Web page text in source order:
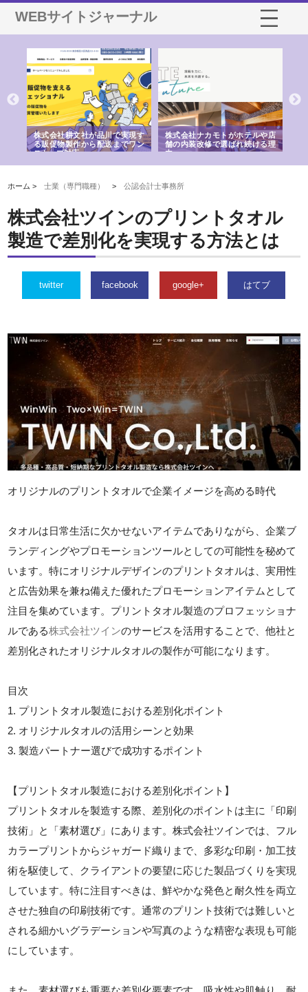
WEBサイトジャーナル
株式会社耕文社が品川で実現す
る販促物製作から配送までワン
ストップ対応
株式会社ナカモトがホテルや店
舗の内装改修で選ばれ続ける理
由
ホーム >士業（専門職種） >公認会計士事務所
株式会社ツインのプリントタオル
製造で差別化を実現する方法とは
twitter facebook google+ はてブ
オリジナルのプリントタオルで企業イメージを高める時代
タオルは日常生活に欠かせないアイテムでありながら、企業ブ
ランディングやプロモーションツールとしての可能性を秘めて
います。特にオリジナルデザインのプリントタオルは、実用性
と広告効果を兼ね備えた優れたプロモーションアイテムとして
注目を集めています。プリントタオル製造のプロフェッショナ
ルである株式会社ツインのサービスを活用することで、他社と
差別化されたオリジナルタオルの製作が可能になります。
目次
1. プリントタオル製造における差別化ポイント
2. オリジナルタオルの活用シーンと効果
3. 製造パートナー選びで成功するポイント
【プリントタオル製造における差別化ポイント】
プリントタオルを製造する際、差別化のポイントは主に「印刷
技術」と「素材選び」にあります。株式会社ツインでは、フル
カラープリントからジャガード織りまで、多彩な印刷・加工技
術を駆使して、クライアントの要望に応じた製品づくりを実現
しています。特に注目すべきは、鮮やかな発色と耐久性を両立
させた独自の印刷技術です。通常のプリント技術では難しいと
される細かいグラデーションや写真のような精密な表現も可能
にしています。